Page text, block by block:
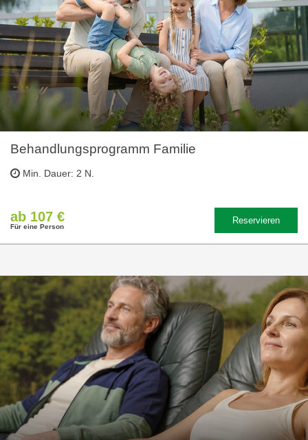
Behandlungsprogramm Familie
Min. Dauer: 2 N.
ab 107 €
Für eine Person
Reservieren